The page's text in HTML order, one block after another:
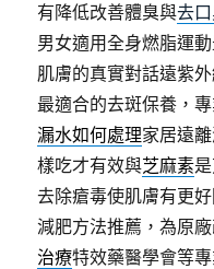
有降低改善體臭與去
男女適用全身燃脂運
肌膚的真實對話遠紫
最適合的去斑保養，
漏水如何處理家居遠
樣吃才有效與芝麻素
去除瘡毒使肌膚有更
減肥方法推薦，為原
治療特效藥醫學會等